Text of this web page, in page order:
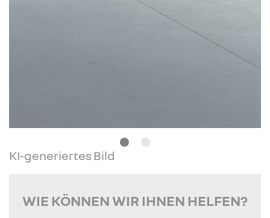
KI-generiertes Bild
WIE KÖNNEN WIR IHNEN HELFEN?